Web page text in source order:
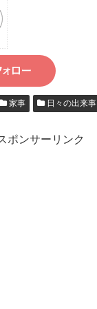
家事 日々の出来事
ポンサーリンク